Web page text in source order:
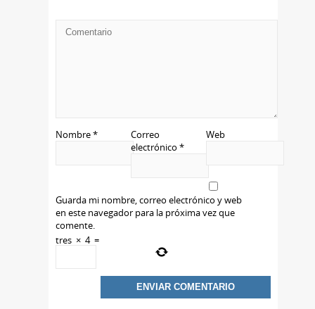
Nombre*
Correo
electrónico*
Web
Guarda mi nombre, correo electrónico y web
en este navegador para la próxima vez que
comente.
tres × 4 =